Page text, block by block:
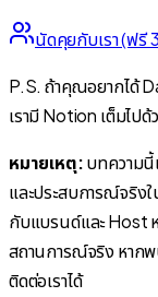
นัดคุยกับเรา (ฟรี
P.S. ถ้าคุณอยากได้
เรามี Notion เต็มไป
หมายเหตุ:บทความนี้
และประสบการณ์จริง
กับแบรนด์และ Host
สถานการณ์จริง หาก
ติดต่อเราได้